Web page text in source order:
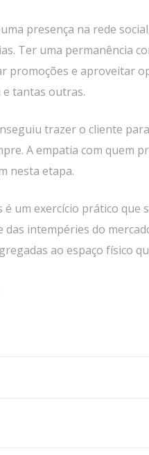
presença na rede
Ter uma permanência
promoções e aproveitar
tantas outras.
trazer o cliente
A empatia com quem
nesta etapa.
é um exercício prático
intempéries do
ao espaço físico